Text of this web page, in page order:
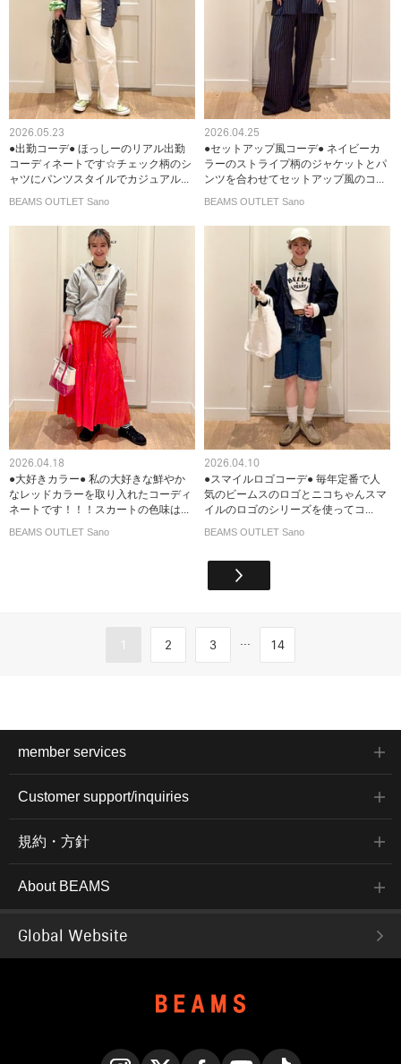
2026.05.23
●出勤コーデ● ほっしーのリアル出勤
コーディネートです☆チェック柄のシ
ャツにパンツスタイルでカジュアル...
BEAMS OUTLET Sano
2026.04.25
●セットアップ風コーデ● ネイビーカ
ラーのストライプ柄のジャケットとパ
ンツを合わせてセットアップ風のコ...
BEAMS OUTLET Sano
2026.04.18
●大好きカラー● 私の大好きな鮮やか
なレッドカラーを取り入れたコーディ
ネートです！！！スカートの色味は...
BEAMS OUTLET Sano
2026.04.10
●スマイルロゴコーデ● 毎年定番で人
気のビームスのロゴとニコちゃんスマ
イルのロゴのシリーズを使ってコ...
BEAMS OUTLET Sano
1 2 3 ... 14
member services
Customer support/inquiries
規約・方針
About BEAMS
Global Website